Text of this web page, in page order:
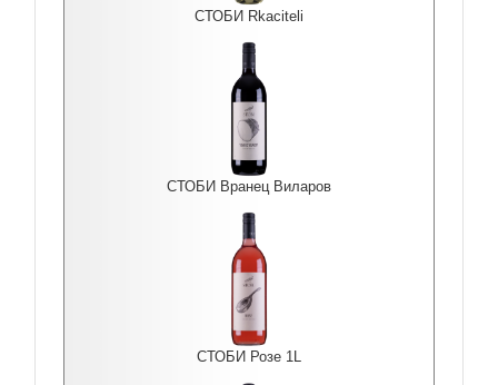
СТОБИ Rkaciteli
СТОБИ Вранец Виларов
СТОБИ Розе 1L